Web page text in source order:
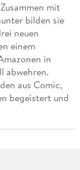
mit
bilden sie
neuen
einem
in
abwehren.
aus Comic,
begeistert und